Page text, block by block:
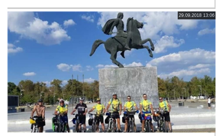
29.09.2018 13:06